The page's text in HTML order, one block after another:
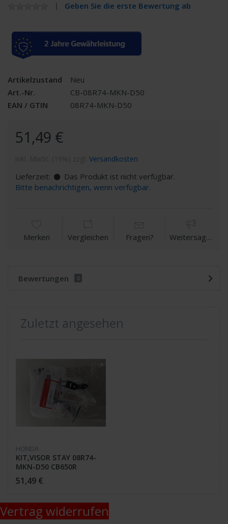
Geben Sie die erste Bewertung ab
Artikelzustand
Neu
Art.-Nr.
CB-08R74-MKN-D50
EAN / GTIN
08R74-MKN-D50
51,49 €
Versandkosten
Lieferzeit:
Das Produkt ist nicht verfügbar.
Bitte benachrichtigen, wenn verfügbar.
Merken Vergleichen Fragen? Weitersagen
Bewertungen 0
Zuletzt angesehen
HONDA
KIT,VISOR STAY 08R74-
MKN-D50 CB650R
51,49 €
Vertrag widerrufen